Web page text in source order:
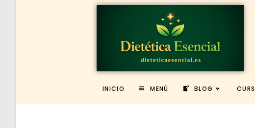
INICIO MENÚ BLOG